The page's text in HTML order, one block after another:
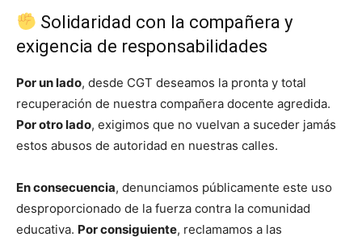
Solidaridad con la compañera y
exigencia de responsabilidades
Por un lado, desde CGT deseamos la pronta y total
recuperación de nuestra compañera docente agredida.
Por otro lado, exigimos que no vuelvan a suceder jamás
estos abusos de autoridad en nuestras calles.
En consecuencia, denunciamos públicamente este uso
desproporcionado de la fuerza contra la comunidad
educativa. Por consiguiente, reclamamos a las